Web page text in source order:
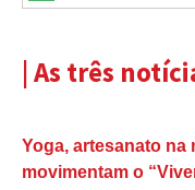
| As três
Yoga, artesanato na
movimentam o